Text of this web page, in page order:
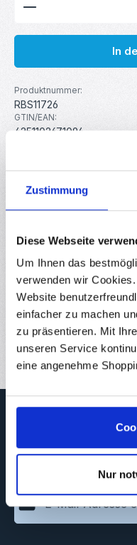
Zustimmung
Diese Webseite
Um Ihnen das
verwenden wir
Website
einfacher zu machen
zu präsentieren. Mit
unseren Service
eine angenehme
Nur
In
Produktnummer:
RBS11726
GTIN/EAN:
4251102671094
Gewicht:
0.03 kg
Beschreibung
Kunststoffbox mit 10
Kleinteile, Schmuck und
Kunst…Mehr
Downloads
Bewertungen
Newsletter
Abonnieren Sie jetzt
Newsletter, um
E-Mail-Adresse*